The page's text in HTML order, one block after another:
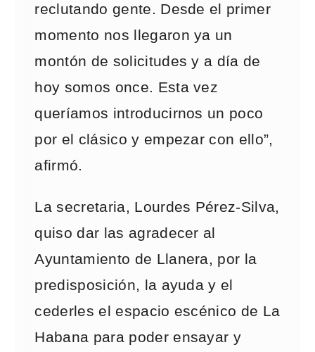
reclutando gente. Desde el primer
momento nos llegaron ya un
montón de solicitudes y a día de
hoy somos once. Esta vez
queríamos introducirnos un poco
por el clásico y empezar con ello”,
afirmó.
La secretaria, Lourdes Pérez-Silva,
quiso dar las agradecer al
Ayuntamiento de Llanera, por la
predisposición, la ayuda y el
cederles el espacio escénico de La
Habana para poder ensayar y